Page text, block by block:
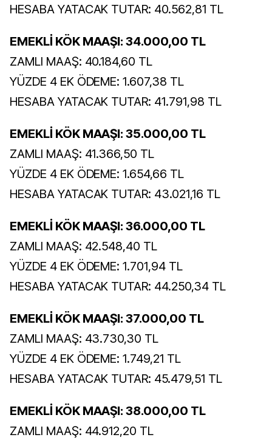
HESABA YATACAK TUTAR: 40.562,81 TL
EMEKLİ KÖK MAAŞI: 34.000,00 TL
ZAMLI MAAŞ: 40.184,60 TL
YÜZDE 4 EK ÖDEME: 1.607,38 TL
HESABA YATACAK TUTAR: 41.791,98 TL
EMEKLİ KÖK MAAŞI: 35.000,00 TL
ZAMLI MAAŞ: 41.366,50 TL
YÜZDE 4 EK ÖDEME: 1.654,66 TL
HESABA YATACAK TUTAR: 43.021,16 TL
EMEKLİ KÖK MAAŞI: 36.000,00 TL
ZAMLI MAAŞ: 42.548,40 TL
YÜZDE 4 EK ÖDEME: 1.701,94 TL
HESABA YATACAK TUTAR: 44.250,34 TL
EMEKLİ KÖK MAAŞI: 37.000,00 TL
ZAMLI MAAŞ: 43.730,30 TL
YÜZDE 4 EK ÖDEME: 1.749,21 TL
HESABA YATACAK TUTAR: 45.479,51 TL
EMEKLİ KÖK MAAŞI: 38.000,00 TL
ZAMLI MAAŞ: 44.912,20 TL